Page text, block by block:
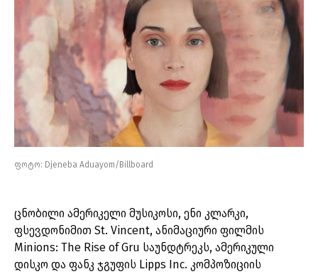
ფოტო: Djeneba Aduayom/Billboard
ცნობილი ამერიკელი მუსიკოსი, ენი კლარკი,
ფსევდონიმით St. Vincent, ანიმაციური ფილმის
Minions: The Rise of Gru საუნდტრეკს, ამერიკული
დისკო და ფანკ ჯგუფის Lipps Inc. კომპოზიციის